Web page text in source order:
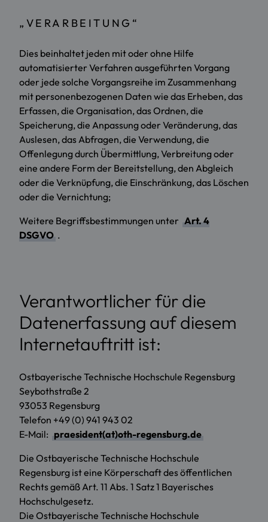
„VERARBEITUNG“
Dies beinhaltet jeden mit oder ohne Hilfe
automatisierter Verfahren ausgeführten Vorgang
oder jede solche Vorgangsreihe im Zusammenhang
mit personenbezogenen Daten wie das Erheben, das
Erfassen, die Organisation, das Ordnen, die
Speicherung, die Anpassung oder Veränderung, das
Auslesen, das Abfragen, die Verwendung, die
Offenlegung durch Übermittlung, Verbreitung oder
eine andere Form der Bereitstellung, den Abgleich
oder die Verknüpfung, die Einschränkung, das Löschen
oder die Vernichtung;
Weitere Begriffsbestimmungen unter Art. 4
DSGVO .
Verantwortlicher für die
Datenerfassung auf diesem
Internetauftritt ist:
Ostbayerische Technische Hochschule Regensburg
Seybothstraße 2
93053 Regensburg
Telefon +49 (0) 941 943 02
E-Mail: praesident(at)oth-regensburg.de
Die Ostbayerische Technische Hochschule
Regensburg ist eine Körperschaft des öffentlichen
Rechts gemäß Art. 11 Abs. 1 Satz 1 Bayerisches
Hochschulgesetz.
Die Ostbayerische Technische Hochschule